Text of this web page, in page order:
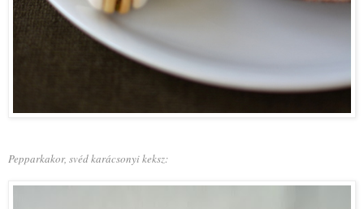
Pepparkakor, svéd karácsonyi keksz: